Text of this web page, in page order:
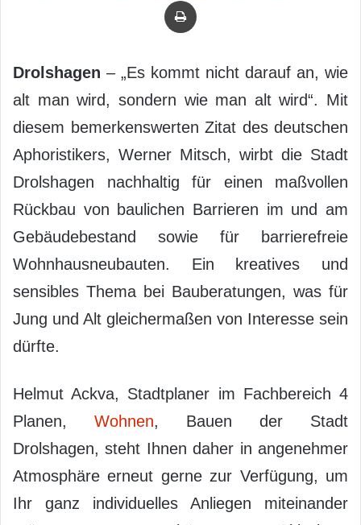
Drolshagen – „Es kommt nicht darauf an, wie
alt man wird, sondern wie man alt wird“. Mit
diesem bemerkenswerten Zitat des deutschen
Aphoristikers, Werner Mitsch, wirbt die Stadt
Drolshagen nachhaltig für einen maßvollen
Rückbau von baulichen Barrieren im und am
Gebäudebestand sowie für barrierefreie
Wohnhausneubauten. Ein kreatives und
sensibles Thema bei Bauberatungen, was für
Jung und Alt gleichermaßen von Interesse sein
dürfte.
Helmut Ackva, Stadtplaner im Fachbereich 4
Planen, Wohnen, Bauen der Stadt
Drolshagen, steht Ihnen daher in angenehmer
Atmosphäre erneut gerne zur Verfügung, um
Ihr ganz individuelles Anliegen miteinander